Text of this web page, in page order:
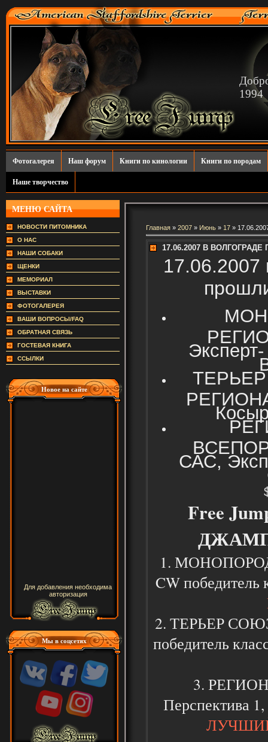
1994
Фотогалерея Наш форум Книги по кинологии Книги по породам
Наше творчество
МЕНЮ САЙТА
НОВОСТИ ПИТОМНИКА
О НАС
НАШИ СОБАКИ
ЩЕНКИ
МЕМОРИАЛ
ВЫСТАВКИ
ФОТОГАЛЕРЕЯ
ВАШИ ВОПРОСЫ/FAQ
ОБРАТНАЯ СВЯЗЬ
ГОСТЕВАЯ КНИГА
ССЫЛКИ
Новое на сайте
Для добавления необходима
авторизация
Мы в соцсетях
Главная » 2007 » Июнь » 17 »
17.06.2007 В
17.06.2007
САС,
Free
1.
CW победитель
2. ТЕРЬЕР
победитель
3.
Перспектива 1,